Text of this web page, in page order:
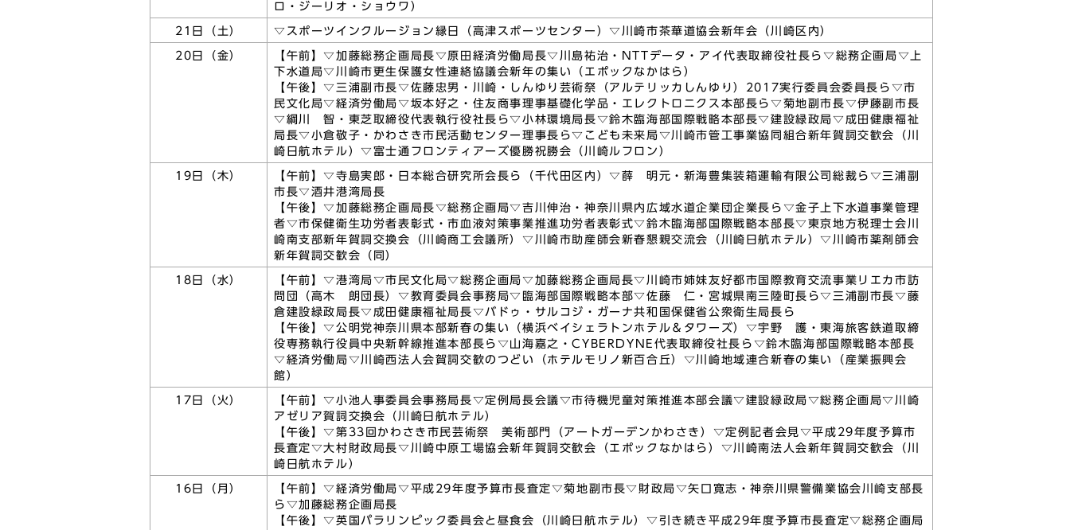
ロ・ジーリオ・ショウワ）
21日（土） ▽スポーツインクルージョン縁日（高津スポーツセンター）▽川崎市茶華道協会新年会（川崎区内）
20日（金）
【午前】▽加藤総務企画局長▽原田経済労働局長▽川島祐治・NTTデータ・アイ代表取締役社長ら▽総務企画局▽上
下水道局▽川崎市更生保護女性連絡協議会新年の集い（エポックなかはら）
【午後】▽三浦副市長▽佐藤忠男・川崎・しんゆり芸術祭（アルテリッカしんゆり）2017実行委員会委員長ら▽市
民文化局▽経済労働局▽坂本好之・住友商事理事基礎化学品・エレクトロニクス本部長ら▽菊地副市長▽伊藤副市長
▽綱川 智・東芝取締役代表執行役社長ら▽小林環境局長▽鈴木臨海部国際戦略本部長▽建設緑政局▽成田健康福祉
局長▽小倉敬子・かわさき市民活動センター理事長ら▽こども未来局▽川崎市管工事業協同組合新年賀詞交歓会（川
崎日航ホテル）▽富士通フロンティアーズ優勝祝勝会（川崎ルフロン）
19日（木）
【午前】▽寺島実郎・日本総合研究所会長ら（千代田区内）▽薛 明元・新海豊集装箱運輸有限公司総裁ら▽三浦副
市長▽酒井港湾局長
【午後】▽加藤総務企画局長▽総務企画局▽吉川伸治・神奈川県内広域水道企業団企業長ら▽金子上下水道事業管理
者▽市保健衛生功労者表彰式・市血液対策事業推進功労者表彰式▽鈴木臨海部国際戦略本部長▽東京地方税理士会川
崎南支部新年賀詞交換会（川崎商工会議所）▽川崎市助産師会新春懇親交流会（川崎日航ホテル）▽川崎市薬剤師会
新年賀詞交歓会（同）
18日（水）
【午前】▽港湾局▽市民文化局▽総務企画局▽加藤総務企画局長▽川崎市姉妹友好都市国際教育交流事業リエカ市訪
問団（高木 朗団長）▽教育委員会事務局▽臨海部国際戦略本部▽佐藤 仁・宮城県南三陸町長ら▽三浦副市長▽藤
倉建設緑政局長▽成田健康福祉局長▽バドゥ・サルコジ・ガーナ共和国保健省公衆衛生局長ら
【午後】▽公明党神奈川県本部新春の集い（横浜ベイシェラトンホテル＆タワーズ）▽宇野 護・東海旅客鉄道取締
役専務執行役員中央新幹線推進本部長ら▽山海嘉之・CYBERDYNE代表取締役社長ら▽鈴木臨海部国際戦略本部長
▽経済労働局▽川崎西法人会賀詞交歓のつどい（ホテルモリノ新百合丘）▽川崎地域連合新春の集い（産業振興会
館）
17日（火）
【午前】▽小池人事委員会事務局長▽定例局長会議▽市待機児童対策推進本部会議▽建設緑政局▽総務企画局▽川崎
アゼリア賀詞交換会（川崎日航ホテル）
【午後】▽第33回かわさき市民芸術祭 美術部門（アートガーデンかわさき）▽定例記者会見▽平成29年度予算市
長査定▽大村財政局長▽川崎中原工場協会新年賀詞交歓会（エポックなかはら）▽川崎南法人会新年賀詞交歓会（川
崎日航ホテル）
16日（月）
【午前】▽経済労働局▽平成29年度予算市長査定▽菊地副市長▽財政局▽矢口寛志・神奈川県警備業協会川崎支部長
ら▽加藤総務企画局長
【午後】▽英国パラリンピック委員会と昼食会（川崎日航ホテル）▽引き続き平成29年度予算市長査定▽総務企画局